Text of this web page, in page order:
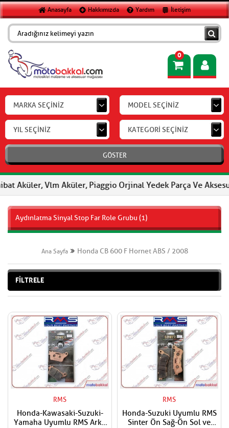
Anasayfa Hakkımızda Yardım İletişim
0
MARKA SEÇİNİZ MODEL SEÇİNİZ
YIL SEÇİNİZ KATEGORİ SEÇİNİZ
GÖSTER
Vlm Aküler, Piaggio Orjinal Yedek Parça Ve Aksesuar,
Aydınlatma Sinyal Stop Far Role Grubu (1)
Ana Sayfa Honda CB 600 F Hornet ABS / 2008
FİLTRELE
RMS
Honda-Kawasaki-Suzuki-
Yamaha Uyumlu RMS Arka
RMS
Honda-Suzuki Uyumlu RMS
Sinter Ön Sağ-Ön Sol ve